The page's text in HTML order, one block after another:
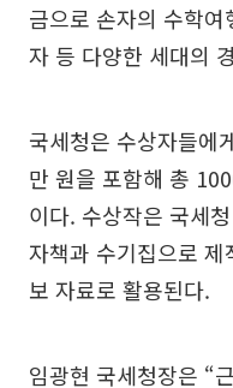
금으로 손자의 수학
자 등 다양한 세대의
국세청은 수상자들에
만 원을 포함해 총
이다. 수상작은 국세
자책과 수기집으로 제
보 자료로 활용된다.
임광현 국세청장은 “